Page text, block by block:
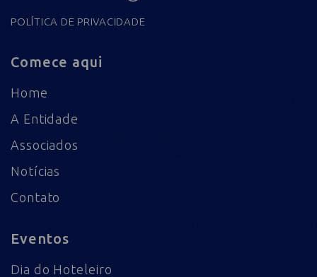
POLÍTICA DE PRIVACIDADE
Comece aqui
Home
A Entidade
Associados
Notícias
Contato
Eventos
Dia do Hoteleiro